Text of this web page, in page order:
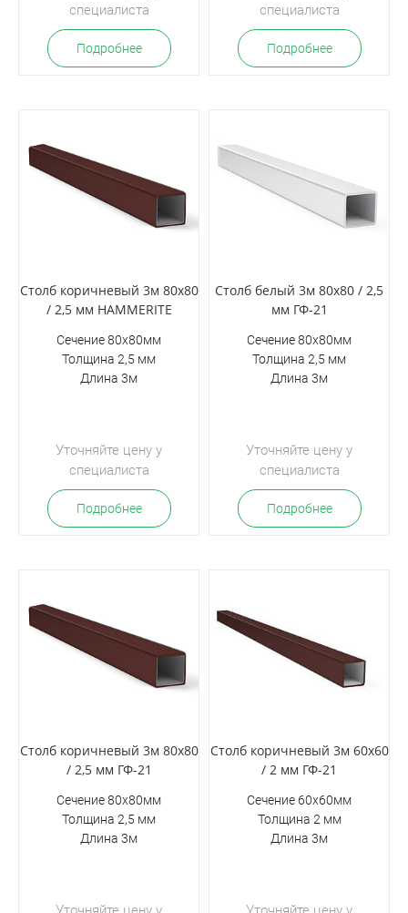
специалиста
Подробнее
специалиста
Подробнее
Столб коричневый 3м 80х80
/ 2,5 мм HAMMERITE
Сечение 80х80мм
Толщина 2,5 мм
Длина 3м
Уточняйте цену у
специалиста
Подробнее
Столб белый 3м 80х80 / 2,5
мм ГФ-21
Сечение 80х80мм
Толщина 2,5 мм
Длина 3м
Уточняйте цену у
специалиста
Подробнее
Столб коричневый 3м 80х80
/ 2,5 мм ГФ-21
Сечение 80х80мм
Толщина 2,5 мм
Длина 3м
Столб коричневый 3м 60х60
/ 2 мм ГФ-21
Сечение 60х60мм
Толщина 2 мм
Длина 3м